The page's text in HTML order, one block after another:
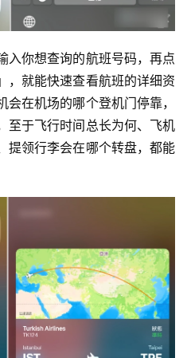
入你想查询的航班号码，再点
，就能快速查看航班的详细资
在机场的哪个登机门停靠，
至于飞行时间总长为何、飞机
提领行李会在哪个转盘，都能